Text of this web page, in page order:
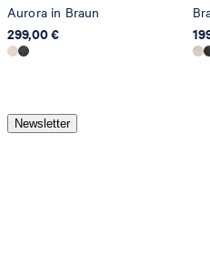
Aurora in Braun
299,00 €
Newsletter